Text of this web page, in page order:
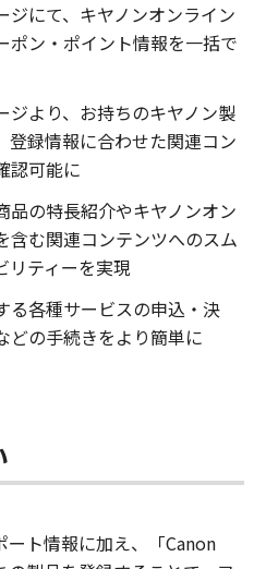
ジにて、キヤノンオンライン
ポン・ポイント情報を一括で
ジより、お持ちのキヤノン製
登録情報に合わせた関連コン
認可能に
品の特長紹介やキヤノンオン
含む関連コンテンツへのスム
リティーを実現
る各種サービスの申込・決
どの手続きをより簡単に
ート情報に加え、「Canon